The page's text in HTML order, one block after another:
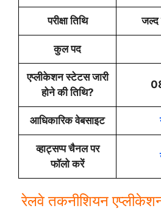
परीक्षा तिथि जल्द
कुल पद
एप्लीकेशन स्टेटस जारी
होने की तिथि?
आधिकारिक वेबसाइट
व्हाट्सप्प चैनल पर
फॉलो करें
रेलवे तकनीशियन